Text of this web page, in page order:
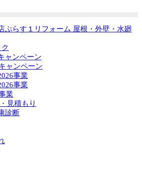
ぷらす１リフォーム 屋根・外壁・水廻
ャンペーン
ャンペーン
事業
事業
業
見積もり
診断